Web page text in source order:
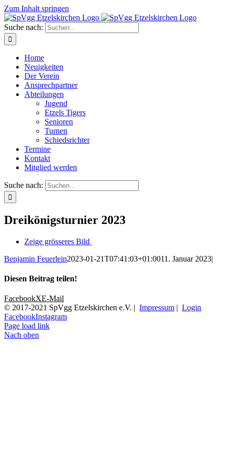
Zum Inhalt springen
Suche nach:
Home
Neuigkeiten
Der Verein
Ansprechpartner
Abteilungen
Jugend
Etzels Tigers
Senioren
Turnen
Schiedsrichter
Termine
Kontakt
Mitglied werden
Suche nach:
Dreikönigsturnier 2023
Zeige grösseres Bild
Benjamin Feuerlein2023-01-21T07:41:03+01:0011. Januar 2023|
Diesen Beitrag teilen!
FacebookXE-Mail
© 2017-2021 SpVgg Etzelskirchen e.V. | Impressum | Login
FacebookInstagram
Page load link
Nach oben